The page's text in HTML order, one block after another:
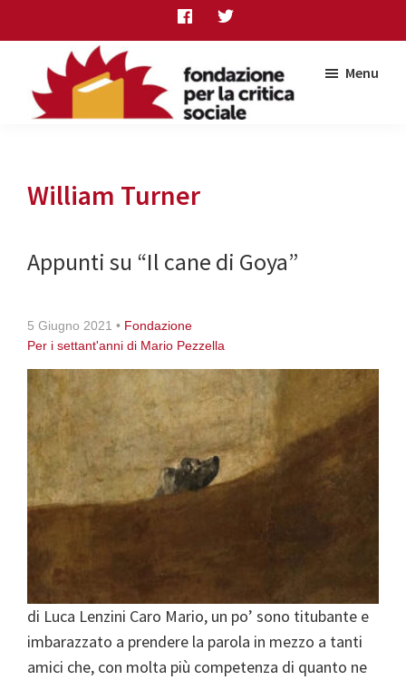
to
content
to
primary
sidebar
to
critica
sociale
Menu
William Turner
Appunti su “Il cane di Goya”
5 Giugno 2021 • Fondazione
Per i settant'anni di Mario Pezzella
di Luca Lenzini Caro Mario, un po’ sono titubante e
imbarazzato a prendere la parola in mezzo a tanti
amici che, con molta più competenza di quanto ne